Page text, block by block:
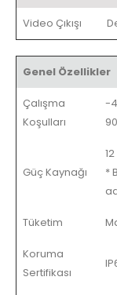
Video Çıkışı
Genel Özellikler
Çalışma
Koşulları
-
Güç Kaynağı
*
Tüketim
Koruma
Sertifikası